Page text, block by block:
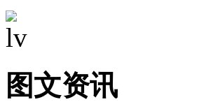
图文资讯